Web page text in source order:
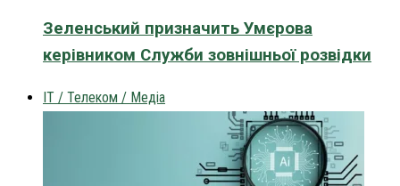
Зеленський призначить Умєрова
керівником Служби зовнішньої розвідки
IT / Телеком / Медіа